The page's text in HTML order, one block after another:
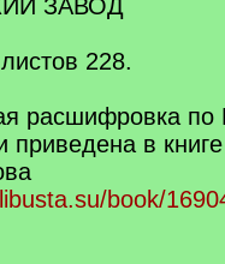
ЗАВОД
228.
расшифровка
приведена в
book/